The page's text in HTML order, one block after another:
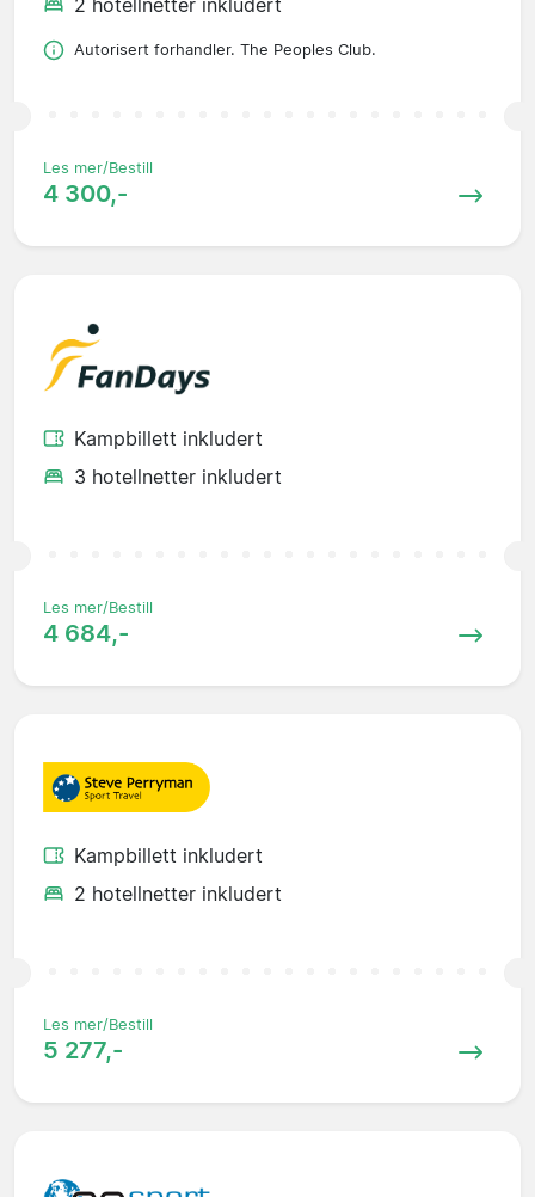
2 hotellnetter inkludert
Autorisert forhandler. The Peoples Club.
Les mer/Bestill
4 300,-
Kampbillett inkludert
3 hotellnetter inkludert
Les mer/Bestill
4 684,-
Kampbillett inkludert
2 hotellnetter inkludert
Les mer/Bestill
5 277,-